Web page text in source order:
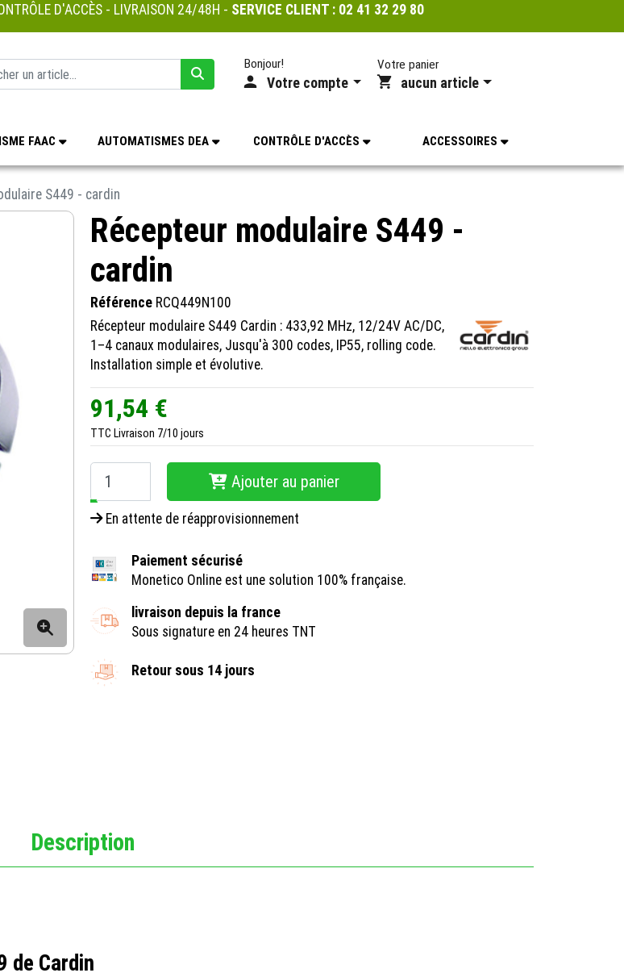
D'ACCÈS - LIVRAISON 24/48H - SERVICE CLIENT : 02 41 32 29 80
Bonjour!
Votre compte
Votre panier
aucun article
FAAC AUTOMATISMES DEA CONTRÔLE D'ACCÈS ACCESSOIRES
S449 - cardin
Récepteur modulaire S449 -
cardin
Référence RCQ449N100
Récepteur modulaire S449 Cardin : 433,92 MHz, 12/24V AC/DC,
1–4 canaux modulaires, Jusqu'à 300 codes, IP55, rolling code.
Installation simple et évolutive.
91,54 €
TTC Livraison 7/10 jours
−
Ajouter au panier
En attente de réapprovisionnement
Paiement sécurisé
Monetico Online est une solution 100% française.
livraison depuis la france
Sous signature en 24 heures TNT
Retour sous 14 jours
Description
de Cardin